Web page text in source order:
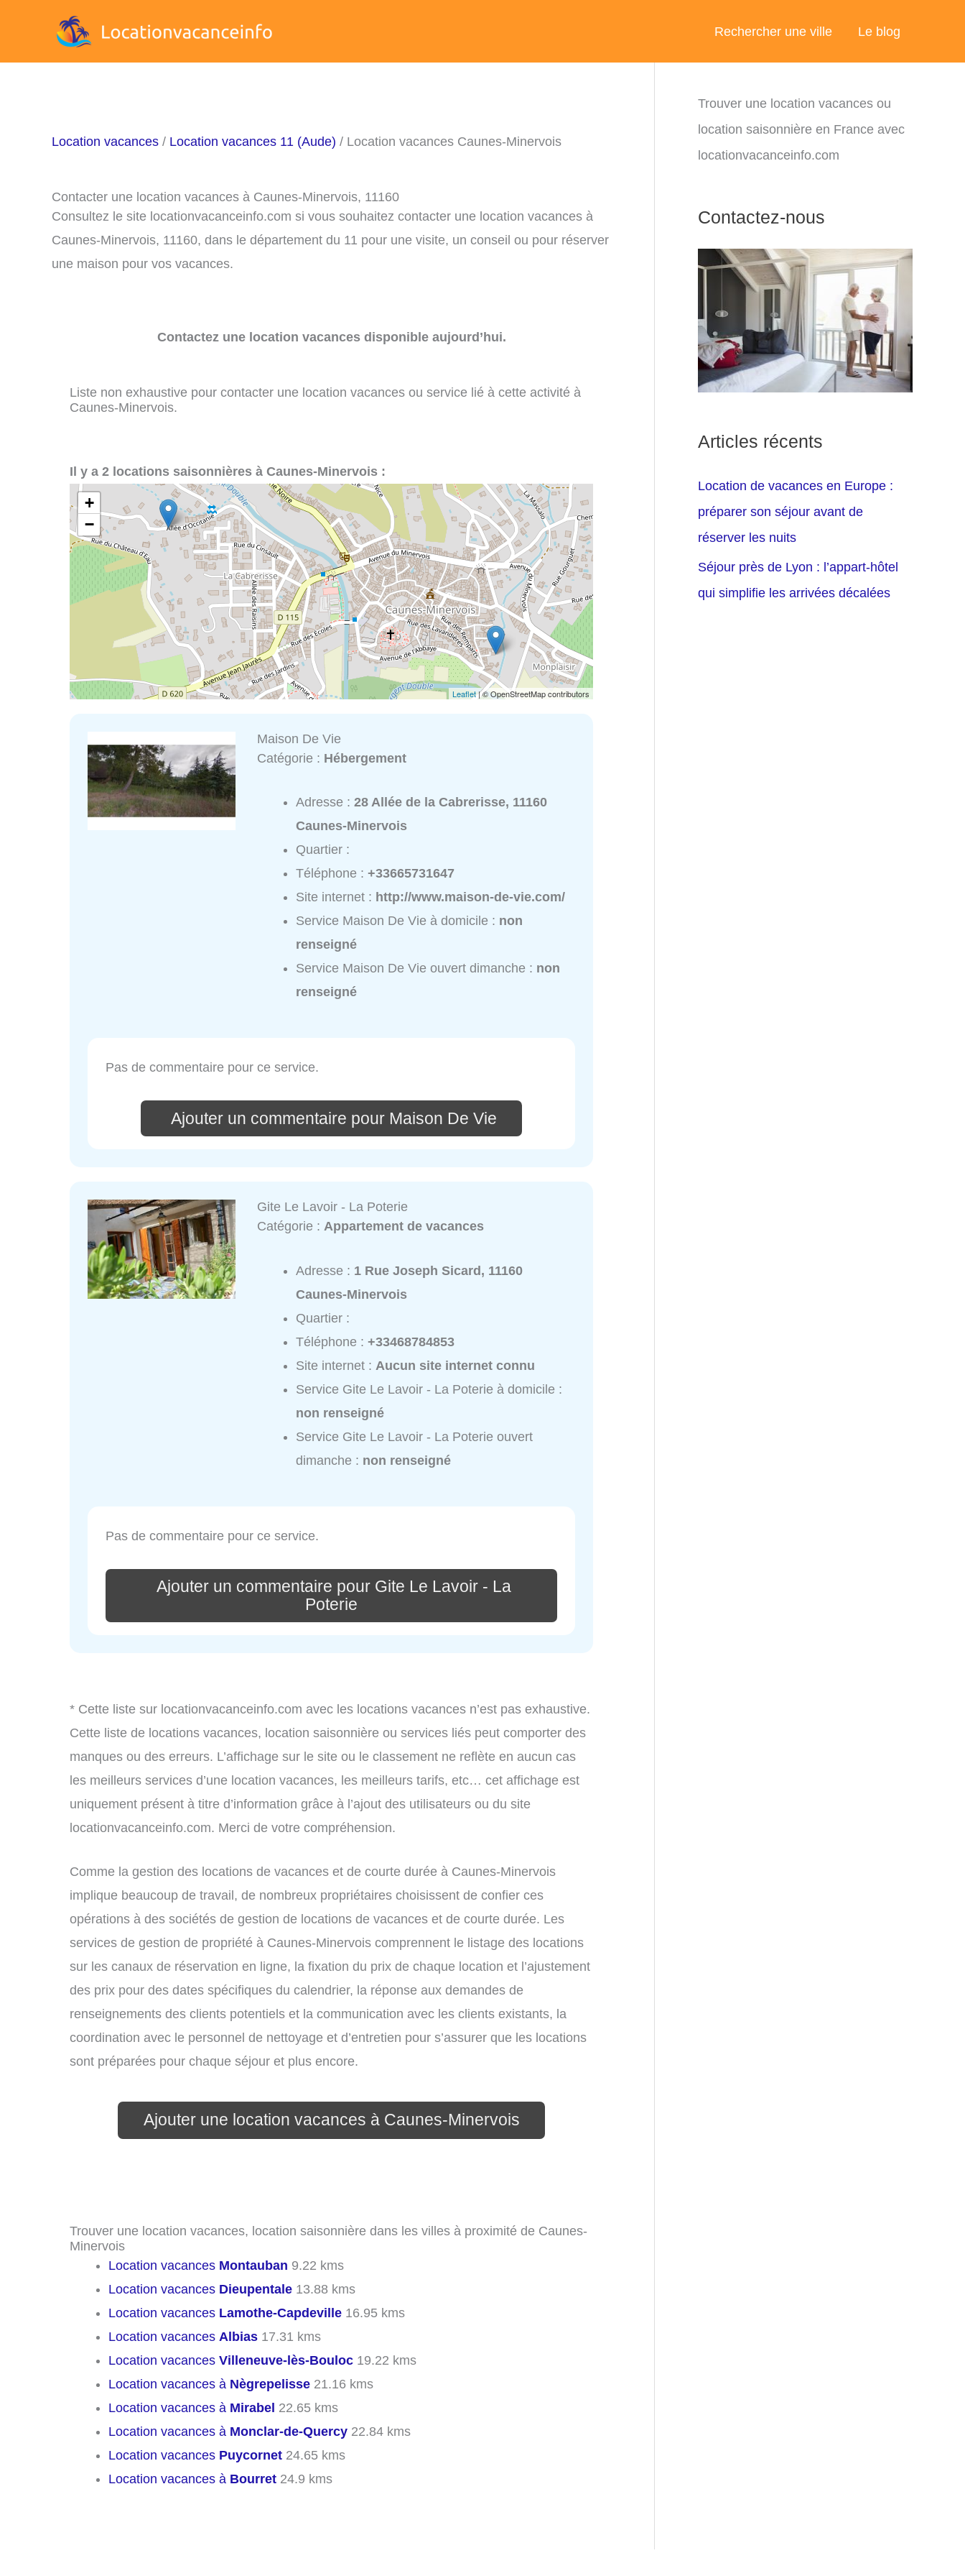
Rechercher une ville Le blog
Location vacances / Location vacances 11 (Aude) / Location vacances Caunes-Minervois
Contacter une location vacances à Caunes-Minervois, 11160
Consultez le site locationvacanceinfo.com si vous souhaitez contacter une location vacances à
Caunes-Minervois, 11160, dans le département du 11 pour une visite, un conseil ou pour réserver
une maison pour vos vacances.
Contactez une location vacances disponible aujourd’hui.
Liste non exhaustive pour contacter une location vacances ou service lié à cette activité à
Caunes-Minervois.
Il y a 2 locations saisonnières à Caunes-Minervois :
+
−
Leaflet| © OpenStreetMap contributors
Maison De Vie
Catégorie : Hébergement
Adresse :28 Allée de la Cabrerisse, 11160
Caunes-Minervois
Quartier :
Téléphone :+33665731647
Site internet : http://www.maison-de-vie.com/
Service Maison De Vie à domicile : non
renseigné
Service Maison De Vie ouvert dimanche : non
renseigné
Pas de commentaire pour ce service.
Ajouter un commentaire pour Maison De Vie
Gite Le Lavoir - La Poterie
Catégorie :Appartement de vacances
Adresse : 1 Rue Joseph Sicard, 11160
Caunes-Minervois
Quartier :
Téléphone :+33468784853
Site internet : Aucun site internet connu
Service Gite Le Lavoir - La Poterie à domicile :
non renseigné
Service Gite Le Lavoir - La Poterie ouvert
dimanche : non renseigné
Pas de commentaire pour ce service.
Ajouter un commentaire pour Gite Le Lavoir - La
Poterie
* Cette liste sur locationvacanceinfo.com avec les locations vacances n’est pas exhaustive.
Cette liste de locations vacances, location saisonnière ou services liés peut comporter des
manques ou des erreurs. L’affichage sur le site ou le classement ne reflète en aucun cas
les meilleurs services d’une location vacances, les meilleurs tarifs, etc… cet affichage est
uniquement présent à titre d’information grâce à l’ajout des utilisateurs ou du site
locationvacanceinfo.com. Merci de votre compréhension.
Comme la gestion des locations de vacances et de courte durée à Caunes-Minervois
implique beaucoup de travail, de nombreux propriétaires choisissent de confier ces
opérations à des sociétés de gestion de locations de vacances et de courte durée. Les
services de gestion de propriété à Caunes-Minervois comprennent le listage des locations
sur les canaux de réservation en ligne, la fixation du prix de chaque location et l’ajustement
des prix pour des dates spécifiques du calendrier, la réponse aux demandes de
renseignements des clients potentiels et la communication avec les clients existants, la
coordination avec le personnel de nettoyage et d’entretien pour s’assurer que les locations
sont préparées pour chaque séjour et plus encore.
Ajouter une location vacances à Caunes-Minervois
Trouver une location vacances, location saisonnière dans les villes à proximité de Caunes-
Minervois
Location vacances Montauban 9.22 kms
Location vacances Dieupentale 13.88 kms
Location vacances Lamothe-Capdeville 16.95 kms
Location vacances Albias 17.31 kms
Location vacances Villeneuve-lès-Bouloc 19.22 kms
Location vacances à Nègrepelisse 21.16 kms
Location vacances à Mirabel 22.65 kms
Location vacances à Monclar-de-Quercy 22.84 kms
Location vacances Puycornet 24.65 kms
Location vacances à Bourret 24.9 kms
Trouver une location vacances ou
location saisonnière en France avec
locationvacanceinfo.com
Contactez-nous
Articles récents
Location de vacances en Europe :
préparer son séjour avant de
réserver les nuits
Séjour près de Lyon : l’appart-hôtel
qui simplifie les arrivées décalées